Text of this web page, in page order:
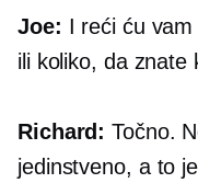
Joe: I reći ću
ili koliko, da znate
Richard: Točno.
jedinstveno, a to